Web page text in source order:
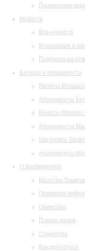
Пушкинская
Новости
Все новости
Изменения в
Подписка на
Билеты и абонементы
Билеты
Абонементы
Билеты Малого
Абонементы
Как купить билет
Абонементы
О филармонии
Маэстро
Правовая
Оркестры
Планы залов
Структура
Как добраться